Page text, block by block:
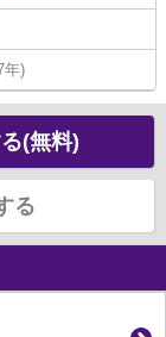
年)
(無料)
る